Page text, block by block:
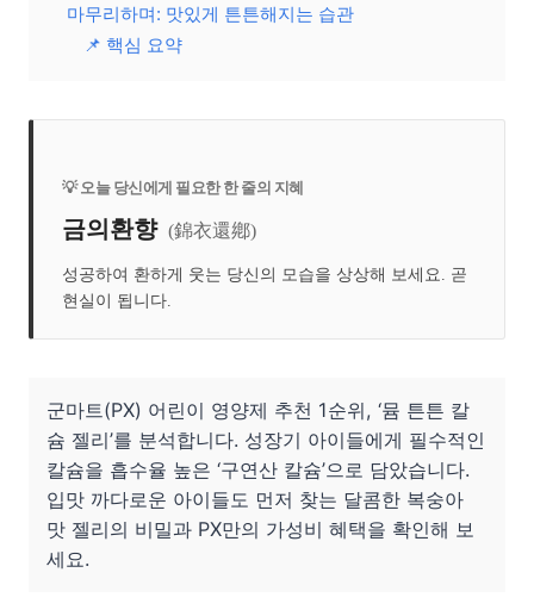
마무리하며: 맛있게 튼튼해지는 습관
📌 핵심 요약
💡 오늘 당신에게 필요한 한 줄의 지혜
금의환향 (錦衣還鄕)
성공하여 환하게 웃는 당신의 모습을 상상해 보세요. 곧
현실이 됩니다.
군마트(PX) 어린이 영양제 추천 1순위, ‘뮴 튼튼 칼
슘 젤리’를 분석합니다. 성장기 아이들에게 필수적인
칼슘을 흡수율 높은 ‘구연산 칼슘’으로 담았습니다.
입맛 까다로운 아이들도 먼저 찾는 달콤한 복숭아
맛 젤리의 비밀과 PX만의 가성비 혜택을 확인해 보
세요.